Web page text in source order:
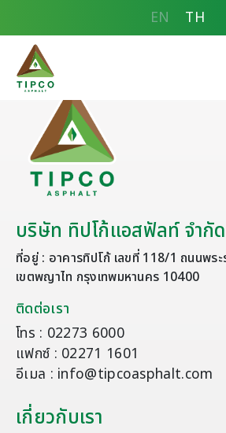
EN TH
บริษัท ทิปโก้แอสฟัลท์ จำกั
ที่อยู่ : อาคารทิปโก้ เลขที่ 118/1 ถนนพร
เขตพญาไท กรุงเทพมหานคร 10400
ติดต่อเรา
โทร : 02273 6000
แฟกซ์ : 02271 1601
อีเมล : info@tipcoasphalt.com
เกี่ยวกับเรา